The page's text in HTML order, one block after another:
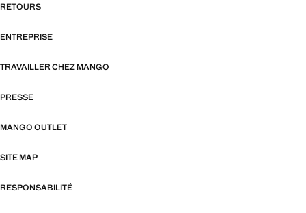
RETOURS
ENTREPRISE
TRAVAILLER CHEZ MANGO
PRESSE
MANGO OUTLET
SITE MAP
RESPONSABILITÉ